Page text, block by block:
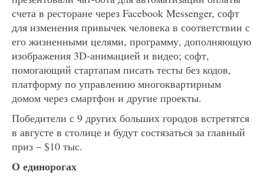
счета в ресторане через Facebook Messenger, софт
для изменения привычек человека в соответствии с
его жизненными целями, программу, дополняющую
изображения 3D-анимацией и видео; софт,
помогающий стартапам писать тесты без кодов,
платформу по управлению многоквартирным
домом через смартфон и другие проекты.
Победители с 9 других больших городов встретятся
в августе в столице и будут состязаться за главный
приз – $10 тыс.
О единорогах